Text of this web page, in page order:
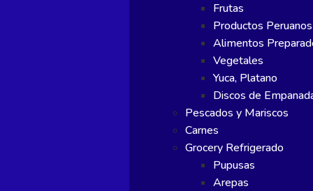
Frutas
Productos Peruanos
Alimentos
Vegetales
Yuca, Platano
Discos de
Pescados y Mariscos
Carnes
Grocery Refrigerado
Pupusas
Arepas